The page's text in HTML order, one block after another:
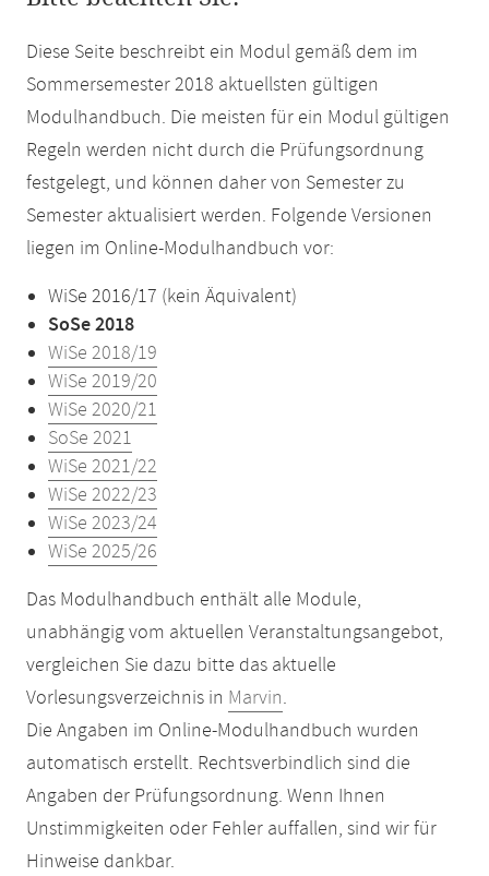
Diese Seite beschreibt ein Modul gemäß dem im
Sommersemester 2018 aktuellsten gültigen
Modulhandbuch. Die meisten für ein Modul gültigen
Regeln werden nicht durch die Prüfungsordnung
festgelegt, und können daher von Semester zu
Semester aktualisiert werden. Folgende Versionen
liegen im Online-Modulhandbuch vor:
WiSe 2016/17 (kein Äquivalent)
SoSe 2018
WiSe 2018/19
WiSe 2019/20
WiSe 2020/21
SoSe 2021
WiSe 2021/22
WiSe 2022/23
WiSe 2023/24
WiSe 2025/26
Das Modulhandbuch enthält alle Module,
unabhängig vom aktuellen Veranstaltungsangebot,
vergleichen Sie dazu bitte das aktuelle
Vorlesungsverzeichnis in Marvin.
Die Angaben im Online-Modulhandbuch wurden
automatisch erstellt. Rechtsverbindlich sind die
Angaben der Prüfungsordnung. Wenn Ihnen
Unstimmigkeiten oder Fehler auffallen, sind wir für
Hinweise dankbar.